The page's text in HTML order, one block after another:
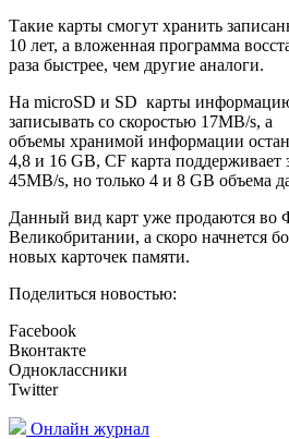
Такие карты смогут хранить
10 лет, а вложенная программа
раза быстрее, чем другие аналоги.
На microSD и SD карты
записывать со скоростью 17MB/s, а
объемы хранимой информации
4,8 и 16 GB, CF карта поддерживает
45MB/s, но только 4 и 8 GB объема
Данный вид карт уже продаются во
Великобритании, а скоро начнется
новых карточек памяти.
Поделиться новостью:
Facebook
Вконтакте
Одноклассники
Twitter
Онлайн журнал